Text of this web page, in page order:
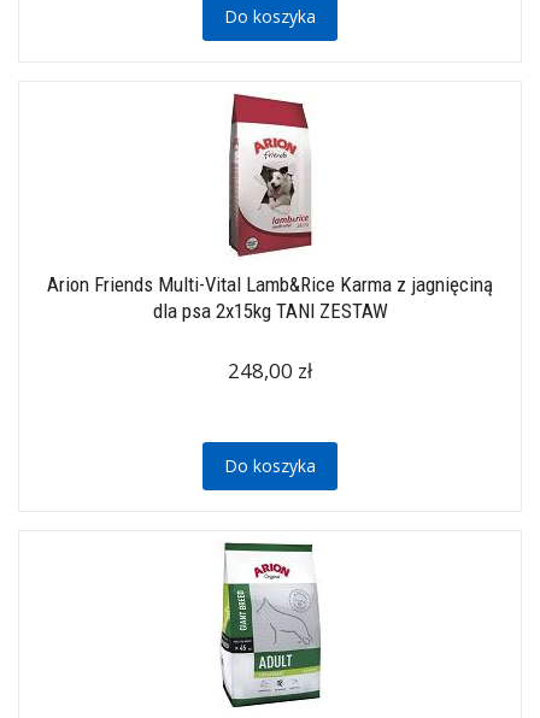
Do koszyka
Arion Friends Multi-Vital Lamb&Rice Karma z jagnięciną
dla psa 2x15kg TANI ZESTAW
248,00 zł
Do koszyka